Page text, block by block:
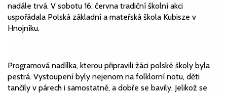
nadále trvá. V sobotu 16. června tradiční školní akci
uspořádala Polská základní a mateřská škola Kubisze v
Hnojníku.
Programová nadílka, kterou připravili žáci polské školy byla
pestrá. Vystoupení byly nejenom na folklorní notu, děti
tančily v párech i samostatně, a dobře se bavily. Jelikož se